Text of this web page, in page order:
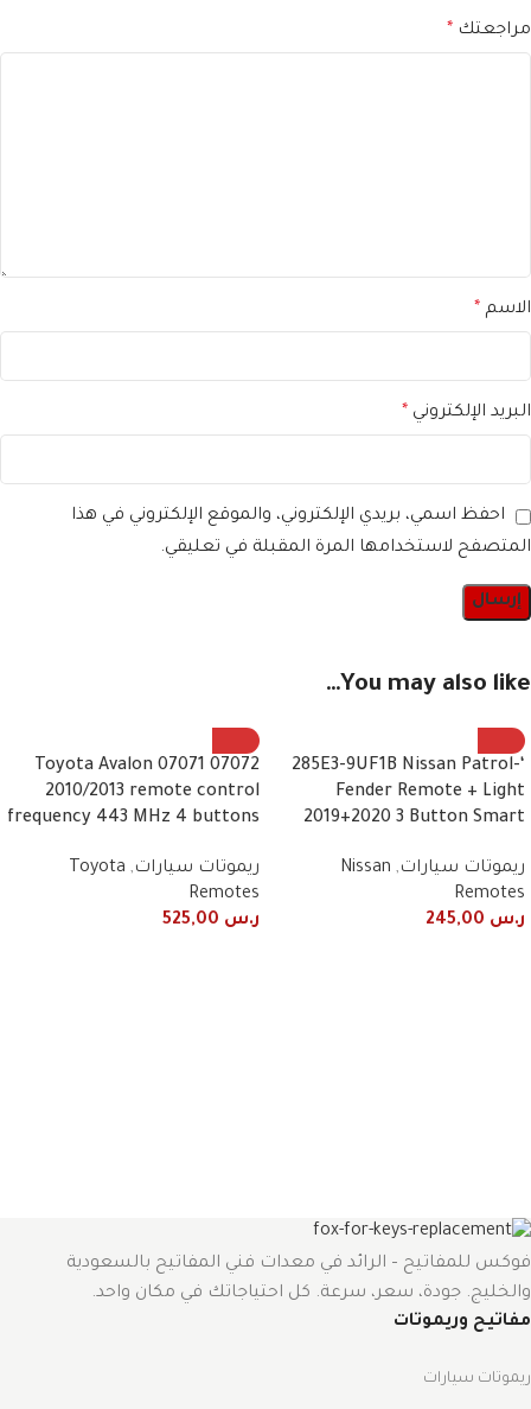
مراجعتك *
الاسم *
البريد الإلكتروني *
احفظ اسمي، بريدي الإلكتروني، والموقع الإلكتروني في هذا
المتصفح لاستخدامها المرة المقبلة في تعليقي.
You may also like…
‘-285E3-9UF1B Nissan Patrol
Fender Remote + Light
2019+2020 3 Button Smart
ريموتات سيارات,
Nissan
Remotes
ر.س
07072 07071 Toyota Avalon
2010/2013 remote control
frequency 443 MHz 4 buttons
ريموتات سيارات,
Toyota
Remotes
ر.س
فوكس للمفاتيح – الرائد في معدات فني المفاتيح بالسعودية
والخليج. جودة، سعر، سرعة. كل احتياجاتك في مكان واحد.
مفاتيح وريموتات
ريموتات سيارات